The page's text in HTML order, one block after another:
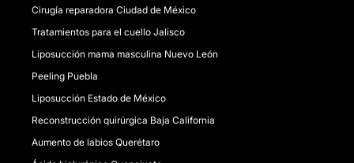
Cirugía reparadora Ciudad de México
Tratamientos para el cuello Jalisco
Liposucción mama masculina Nuevo León
Peeling Puebla
Liposucción Estado de México
Reconstrucción quirúrgica Baja California
Aumento de labios Querétaro